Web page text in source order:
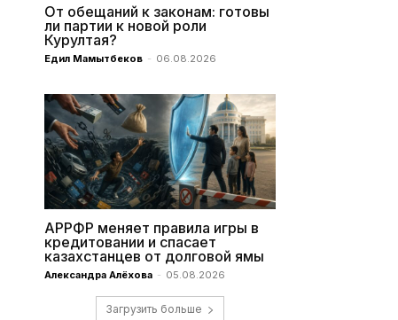
От обещаний к законам: готовы
ли партии к новой роли
Курултая?
Едил Мамытбеков - 06.08.2026
АРРФР меняет правила игры в
кредитовании и спасает
казахстанцев от долговой ямы
Александра Алёхова - 05.08.2026
Загрузить больше